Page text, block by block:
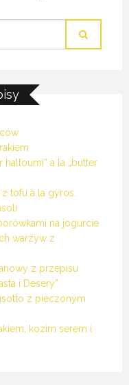
à la „butter
tofu à la gyros.
na jogurcie
warzyw z
z przepisu
i Desery”
z pieczonym
kozim serem i